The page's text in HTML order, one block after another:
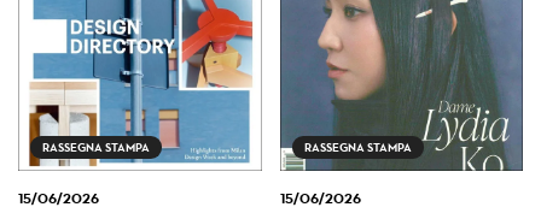
RASSEGNA STAMPA
15/06/2026
RASSEGNA STAMPA
15/06/2026